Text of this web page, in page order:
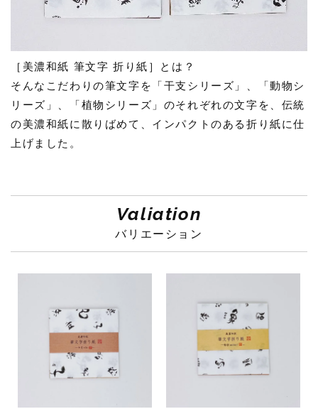
［美濃和紙 筆文字 折り紙］とは？
そんなこだわりの筆文字を「干支シリーズ」、「動物シ
リーズ」、「植物シリーズ」のそれぞれの文字を、伝統
の美濃和紙に散りばめて、インパクトのある折り紙に仕
上げました。
Valiation
バリエーション